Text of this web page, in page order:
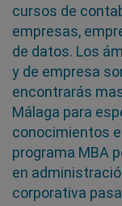
cursos de
empresas,
de datos. Los
y de empresa
encontrarás
Málaga para
conocimientos
programa MBA
en
corporativa